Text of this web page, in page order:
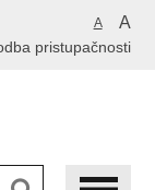
A A
pristupačnosti